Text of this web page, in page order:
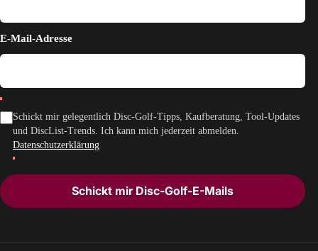
E-Mail-Adresse
Schickt mir gelegentlich Disc-Golf-Tipps, Kaufberatung, Tool-Updates
und DiscList-Trends. Ich kann mich jederzeit abmelden.
Datenschutzerklärung
Schickt mir Disc-Golf-E-Mails